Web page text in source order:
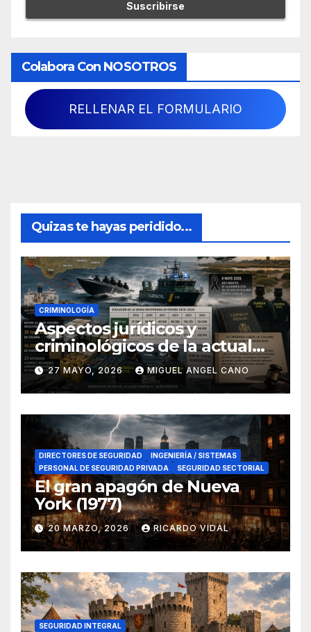
Colabora Con NOSOTROS
RELLENAR EL FORMULARIO
Quizas te hayas peridido...
CRIMINOLOGÍA
Aspectos jurídicos y
criminológicos de la actual
lucha contra el narcotráfico
en el sur de España
27 MAYO, 2026 MIGUEL ANGEL CANO
DIRECTORES DE SEGURIDAD
INGENIERÍA / SISTEMAS
PERSONAL DE SEGURIDAD PRIVADA
SEGURIDAD SECTORIAL
El gran apagón de Nueva
York (1977)
20 MARZO, 2026 RICARDO VIDAL
SEGURIDAD INTEGRAL